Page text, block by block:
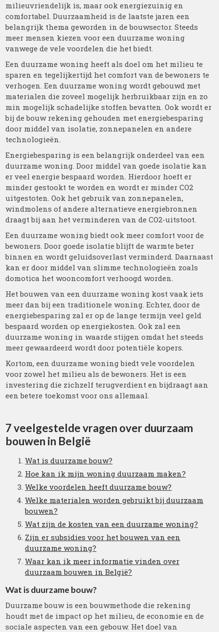
milieuvriendelijk is, maar ook energiezuinig en
comfortabel. Duurzaamheid is de laatste jaren een
belangrijk thema geworden in de bouwsector. Steeds
meer mensen kiezen voor een duurzame woning
vanwege de vele voordelen die het biedt.
Een duurzame woning heeft als doel om het milieu te
sparen en tegelijkertijd het comfort van de bewoners te
verhogen. Een duurzame woning wordt gebouwd met
materialen die zoveel mogelijk herbruikbaar zijn en zo
min mogelijk schadelijke stoffen bevatten. Ook wordt er
bij de bouw rekening gehouden met energiebesparing
door middel van isolatie, zonnepanelen en andere
technologieën.
Energiebesparing is een belangrijk onderdeel van een
duurzame woning. Door middel van goede isolatie kan
er veel energie bespaard worden. Hierdoor hoeft er
minder gestookt te worden en wordt er minder CO2
uitgestoten. Ook het gebruik van zonnepanelen,
windmolens of andere alternatieve energiebronnen
draagt bij aan het verminderen van de CO2-uitstoot.
Een duurzame woning biedt ook meer comfort voor de
bewoners. Door goede isolatie blijft de warmte beter
binnen en wordt geluidsoverlast verminderd. Daarnaast
kan er door middel van slimme technologieën zoals
domotica het wooncomfort verhoogd worden.
Het bouwen van een duurzame woning kost vaak iets
meer dan bij een traditionele woning. Echter, door de
energiebesparing zal er op de lange termijn veel geld
bespaard worden op energiekosten. Ook zal een
duurzame woning in waarde stijgen omdat het steeds
meer gewaardeerd wordt door potentiële kopers.
Kortom, een duurzame woning biedt vele voordelen
voor zowel het milieu als de bewoners. Het is een
investering die zichzelf terugverdient en bijdraagt aan
een betere toekomst voor ons allemaal.
7 veelgestelde vragen over duurzaam
bouwen in België
Wat is duurzame bouw?
Hoe kan ik mijn woning duurzaam maken?
Welke voordelen heeft duurzame bouw?
Welke materialen worden gebruikt bij duurzaam
bouwen?
Wat zijn de kosten van een duurzame woning?
Zijn er subsidies voor het bouwen van een
duurzame woning?
Waar kan ik meer informatie vinden over
duurzaam bouwen in België?
Wat is duurzame bouw?
Duurzame bouw is een bouwmethode die rekening
houdt met de impact op het milieu, de economie en de
sociale aspecten van een gebouw. Het doel van